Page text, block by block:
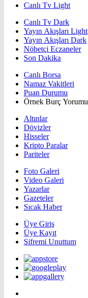
Canlı Tv Light
Canlı Tv Dark
Yayın Akışları Light
Yayın Akışları Dark
Nöbetçi Eczaneler
Son Dakika
Canlı Borsa
Namaz Vakitleri
Puan Durumu
Örnek Burç Yorumu
Altınlar
Dövizler
Hisseler
Kripto Paralar
Pariteler
Foto Galeri
Video Galeri
Yazarlar
Gazeteler
Sıcak Haber
Üye Giriş
Üye Kayıt
Şifremi Unuttum